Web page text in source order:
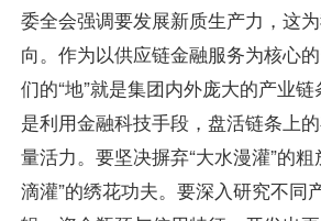
委全会强调要发展新质生产力，这
向。作为以供应链金融服务为核心
们的“地”就是集团内外庞大的产业链
是利用金融科技手段，盘活链条上
量活力。要坚决摒弃“大水漫灌”的
滴灌”的绣花功夫。要深入研究不同